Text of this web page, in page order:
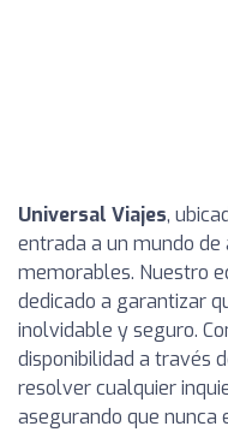
Universal Viajes,
entrada a un mundo
memorables. Nuestro
dedicado a garantizar
inolvidable y seguro.
disponibilidad a través
resolver cualquier
asegurando que nunca